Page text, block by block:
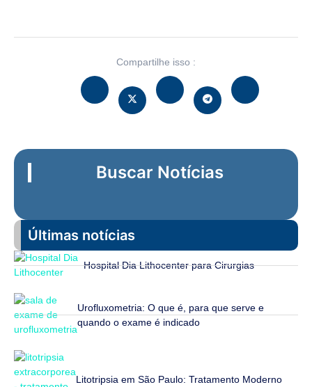
Compartilhe isso :
Buscar Notícias
Últimas notícias
Hospital Dia Lithocenter para Cirurgias
Urofluxometria: O que é, para que serve e
quando o exame é indicado
Litotripsia em São Paulo: Tratamento Moderno